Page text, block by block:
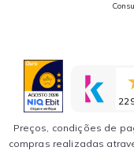
Preços, condições de
compras realizadas